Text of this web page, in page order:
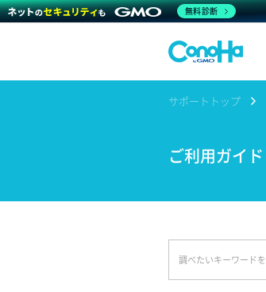
サポートトップ
ご利用ガイド
無料診断